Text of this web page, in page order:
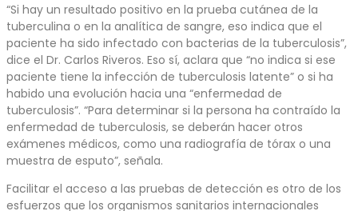
“Si hay un resultado positivo en la prueba cutánea de la
tuberculina o en la analítica de sangre, eso indica que el
paciente ha sido infectado con bacterias de la tuberculosis”,
dice el Dr. Carlos Riveros. Eso sí, aclara que “no indica si ese
paciente tiene la infección de tuberculosis latente” o si ha
habido una evolución hacia una “enfermedad de
tuberculosis”. “Para determinar si la persona ha contraído la
enfermedad de tuberculosis, se deberán hacer otros
exámenes médicos, como una radiografía de tórax o una
muestra de esputo”, señala.
Facilitar el acceso a las pruebas de detección es otro de los
esfuerzos que los organismos sanitarios internacionales